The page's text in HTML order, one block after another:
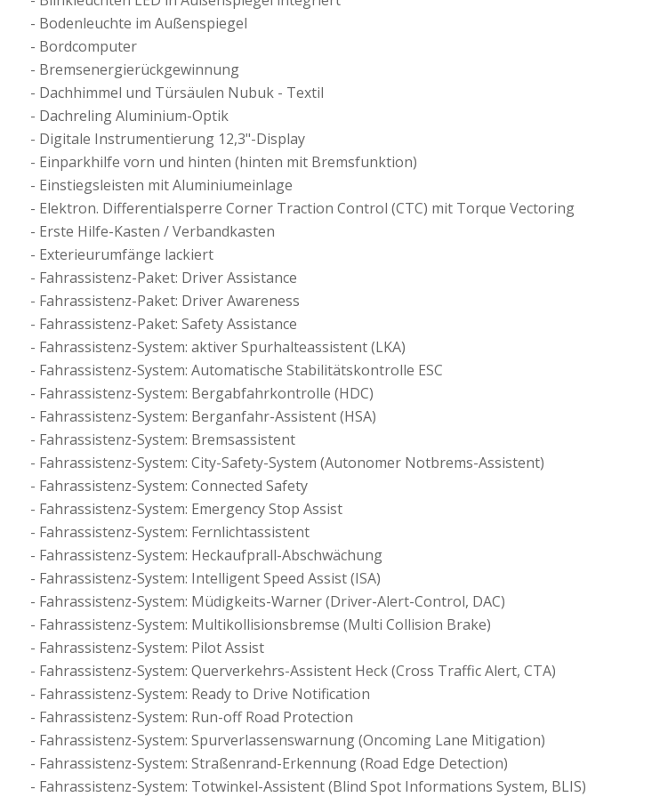
Bodenleuchte im Außenspiegel
Bordcomputer
Bremsenergierückgewinnung
Dachhimmel und Türsäulen Nubuk - Textil
Dachreling Aluminium-Optik
Digitale Instrumentierung 12,3"-Display
Einparkhilfe vorn und hinten (hinten mit Bremsfunktion)
Einstiegsleisten mit Aluminiumeinlage
Elektron. Differentialsperre Corner Traction Control (CTC) mit Torque Vectoring
Erste Hilfe-Kasten / Verbandkasten
Exterieurumfänge lackiert
Fahrassistenz-Paket: Driver Assistance
Fahrassistenz-Paket: Driver Awareness
Fahrassistenz-Paket: Safety Assistance
Fahrassistenz-System: aktiver Spurhalteassistent (LKA)
Fahrassistenz-System: Automatische Stabilitätskontrolle ESC
Fahrassistenz-System: Bergabfahrkontrolle (HDC)
Fahrassistenz-System: Berganfahr-Assistent (HSA)
Fahrassistenz-System: Bremsassistent
Fahrassistenz-System: City-Safety-System (Autonomer Notbrems-Assistent)
Fahrassistenz-System: Connected Safety
Fahrassistenz-System: Emergency Stop Assist
Fahrassistenz-System: Fernlichtassistent
Fahrassistenz-System: Heckaufprall-Abschwächung
Fahrassistenz-System: Intelligent Speed Assist (ISA)
Fahrassistenz-System: Müdigkeits-Warner (Driver-Alert-Control, DAC)
Fahrassistenz-System: Multikollisionsbremse (Multi Collision Brake)
Fahrassistenz-System: Pilot Assist
Fahrassistenz-System: Querverkehrs-Assistent Heck (Cross Traffic Alert, CTA)
Fahrassistenz-System: Ready to Drive Notification
Fahrassistenz-System: Run-off Road Protection
Fahrassistenz-System: Spurverlassenswarnung (Oncoming Lane Mitigation)
Fahrassistenz-System: Straßenrand-Erkennung (Road Edge Detection)
Fahrassistenz-System: Totwinkel-Assistent (Blind Spot Informations System, BLIS)